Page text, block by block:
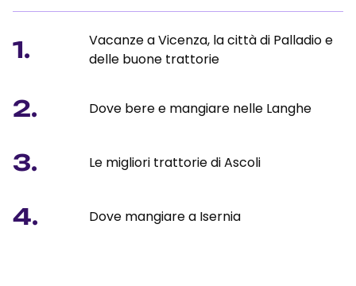
1.
Vacanze a Vicenza, la città di Palladio e
delle buone trattorie
2. Dove bere e mangiare nelle Langhe
3. Le migliori trattorie di Ascoli
4. Dove mangiare a Isernia